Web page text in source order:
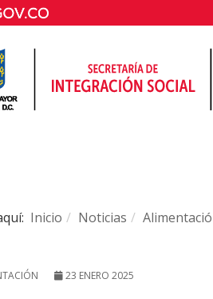
Inicio Noticias
23 ENERO 2025